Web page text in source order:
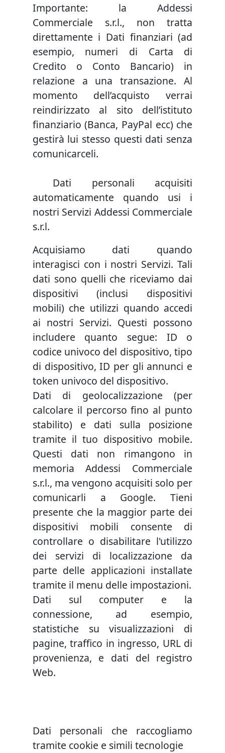
Importante: la Addessi
Commerciale s.r.l., non tratta
direttamente i Dati finanziari (ad
esempio, numeri di Carta di
Credito o Conto Bancario) in
relazione a una transazione. Al
momento dell’acquisto verrai
reindirizzato al sito dell’istituto
finanziario (Banca, PayPal ecc) che
gestirà lui stesso questi dati senza
comunicarceli.
Dati personali acquisiti
automaticamente quando usi i
nostri Servizi Addessi Commerciale
s.r.l.
Acquisiamo dati quando
interagisci con i nostri Servizi. Tali
dati sono quelli che riceviamo dai
dispositivi (inclusi dispositivi
mobili) che utilizzi quando accedi
ai nostri Servizi. Questi possono
includere quanto segue: ID o
codice univoco del dispositivo, tipo
di dispositivo, ID per gli annunci e
token univoco del dispositivo.
Dati di geolocalizzazione (per
calcolare il percorso fino al punto
stabilito) e dati sulla posizione
tramite il tuo dispositivo mobile.
Questi dati non rimangono in
memoria Addessi Commerciale
s.r.l., ma vengono acquisiti solo per
comunicarli a Google. Tieni
presente che la maggior parte dei
dispositivi mobili consente di
controllare o disabilitare l'utilizzo
dei servizi di localizzazione da
parte delle applicazioni installate
tramite il menu delle impostazioni.
Dati sul computer e la
connessione, ad esempio,
statistiche su visualizzazioni di
pagine, traffico in ingresso, URL di
provenienza, e dati del registro
Web.
Dati personali che raccogliamo
tramite cookie e simili tecnologie